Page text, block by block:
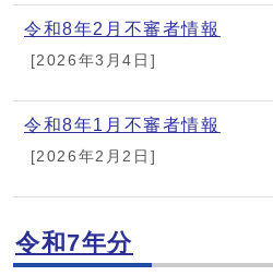
令和8年2月不審者情報
[2026年3月4日]
令和8年1月不審者情報
[2026年2月2日]
令和7年分